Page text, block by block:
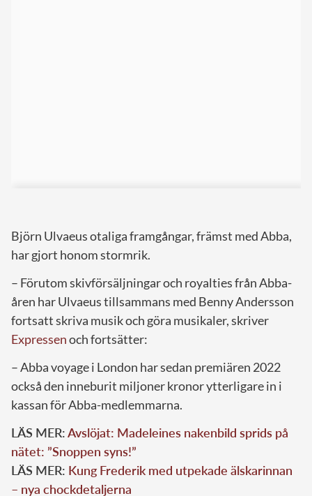
Björn Ulvaeus otaliga framgångar, främst med Abba,
har gjort honom stormrik.
– Förutom skivförsäljningar och royalties från Abba-
åren har Ulvaeus tillsammans med Benny Andersson
fortsatt skriva musik och göra musikaler, skriver
Expressenoch fortsätter:
– Abba voyage i London har sedan premiären 2022
också den inneburit miljoner kronor ytterligare in i
kassan för Abba-medlemmarna.
LÄS MER:Avslöjat: Madeleines nakenbild sprids på
nätet: ”Snoppen syns!”
LÄS MER: Kung Frederik med utpekade älskarinnan
– nya chockdetaljerna